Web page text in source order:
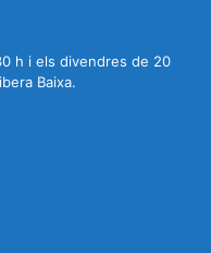
h i els divendres de 20
Baixa.